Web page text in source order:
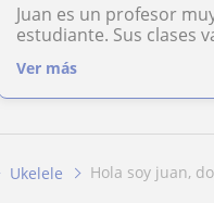
Juan es un profesor
estudiante. Sus clases
Ver más
Ukelele hola soy juan,